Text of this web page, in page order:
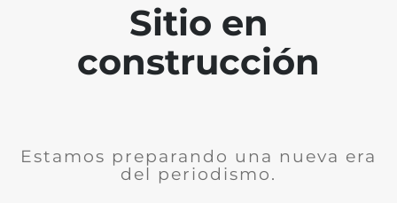
Sitio en
construcción
Estamos preparando una nueva era
del periodismo.